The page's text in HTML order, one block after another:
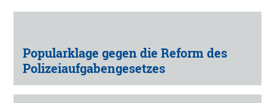
Popularklage gegen die Reform des
Polizeiaufgabengesetzes